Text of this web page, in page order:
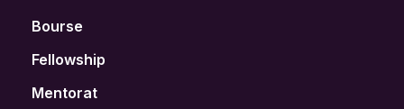
Bourse
Fellowship
Mentorat